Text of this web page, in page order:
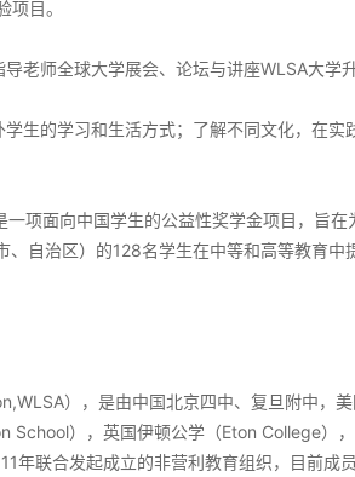
目。
老师全球大学展会、论坛与讲座WLSA大学
生的学习和生活方式；了解不同文化，在实
项面向中国学生的公益性奖学金项目，旨在
、自治区）的128名学生在中等和高等教育
），是由中国北京四中、复旦附中，
School），英国伊顿公学（Eton College）
年联合发起成立的非营利教育组织，目前成